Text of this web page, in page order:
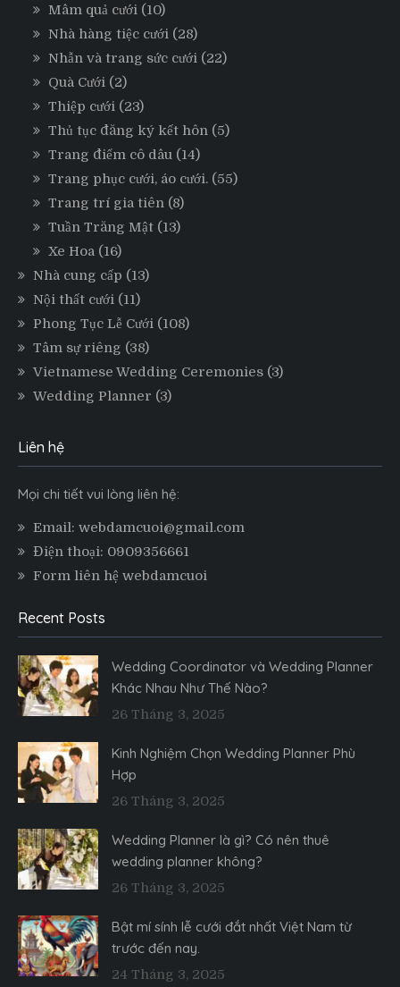
Mâm quả cưới (10)
Nhà hàng tiệc cưới (28)
Nhẫn và trang sức cưới (22)
Quà Cưới (2)
Thiệp cưới (23)
Thủ tục đăng ký kết hôn (5)
Trang điểm cô dâu (14)
Trang phục cưới, áo cưới. (55)
Trang trí gia tiên (8)
Tuần Trăng Mật (13)
Xe Hoa (16)
Nhà cung cấp (13)
Nội thất cưới (11)
Phong Tục Lễ Cưới (108)
Tâm sự riêng (38)
Vietnamese Wedding Ceremonies (3)
Wedding Planner (3)
Liên hệ
Mọi chi tiết vui lòng liên hệ:
Email: webdamcuoi@gmail.com
Điện thoại: 0909356661
Form liên hệ webdamcuoi
Recent Posts
Wedding Coordinator và Wedding Planner
Khác Nhau Như Thế Nào?
26 Tháng 3, 2025
Kinh Nghiệm Chọn Wedding Planner Phù
Hợp
26 Tháng 3, 2025
Wedding Planner là gì? Có nên thuê
wedding planner không?
26 Tháng 3, 2025
Bật mí sính lễ cưới đắt nhất Việt Nam từ
trước đến nay.
24 Tháng 3, 2025